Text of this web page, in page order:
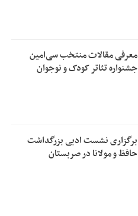
معرفی مقالات منتخب سی‌امین
جشنواره تئاتر کودک و نوجوان
برگزاری نشست ادبی بزرگداشت
حافظ و مولانا در صربستان